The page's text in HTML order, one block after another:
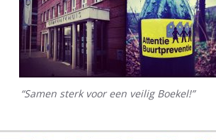
“Samen sterk voor een veilig Boekel!”